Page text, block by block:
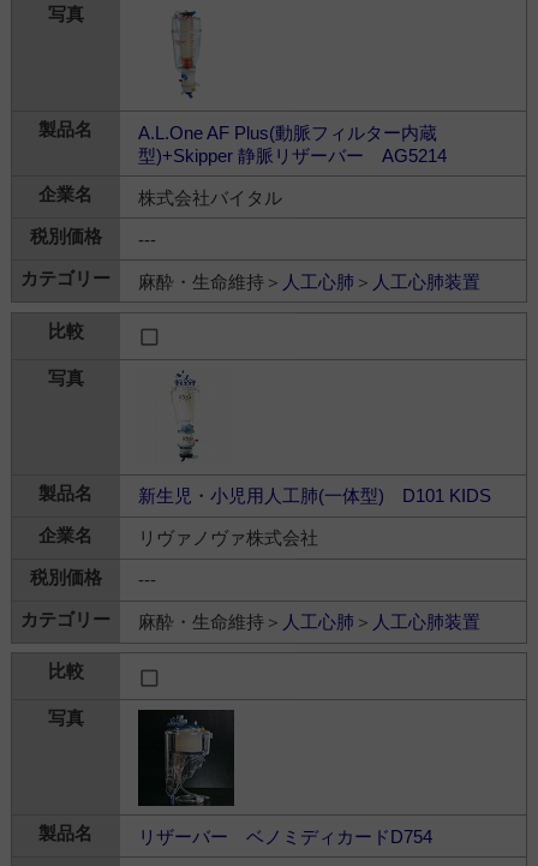
A.L.One AF Plus(動脈フィルター内蔵
型)+Skipper 静脈リザーバー AG5214
株式会社バイタル
---
麻酔・生命維持＞ 人工心肺 ＞ 人工心肺装置
新生児・小児用人工肺(一体型) D101 KIDS
リヴァノヴァ株式会社
---
麻酔・生命維持＞ 人工心肺 ＞ 人工心肺装置
リザーバー ベノミディカードD754